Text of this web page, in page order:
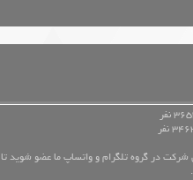
در گروه تلگرام و واتساپ ما عضو شوید تا